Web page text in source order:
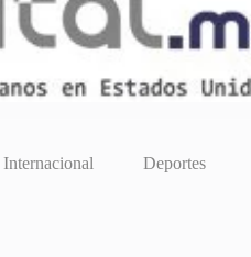
Internacional Deportes